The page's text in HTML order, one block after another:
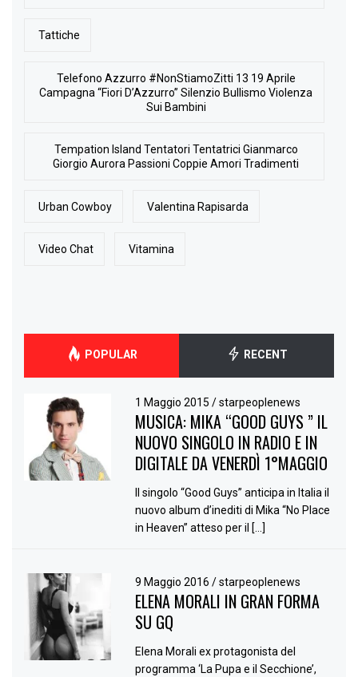
Tattiche
Telefono Azzurro #NonStiamoZitti 13 19 Aprile
Campagna “Fiori D’Azzurro” Silenzio Bullismo Violenza
Sui Bambini
Tempation Island Tentatori Tentatrici Gianmarco
Giorgio Aurora Passioni Coppie Amori Tradimenti
Urban Cowboy Valentina Rapisarda
Video Chat Vitamina
POPULAR RECENT
1 Maggio 2015/ starpeoplenews
MUSICA: MIKA “GOOD GUYS ” IL
NUOVO SINGOLO IN RADIO E IN
DIGITALE DA VENERDÌ 1°MAGGIO
Il singolo “Good Guys” anticipa in Italia il
nuovo album d’inediti di Mika “No Place
in Heaven” atteso per il […]
9 Maggio 2016/ starpeoplenews
ELENA MORALI IN GRAN FORMA
SU GQ
Elena Morali ex protagonista del
programma ‘La Pupa e il Secchione’,